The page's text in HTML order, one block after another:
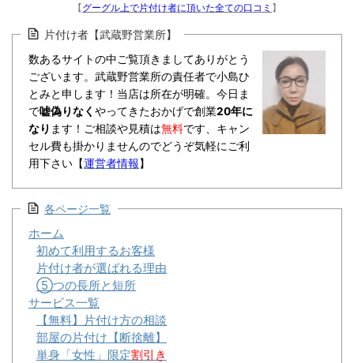
【グーグル上で片付け者に頂いた全ての口コミ 】
片付け者【武蔵野営業所】
数あるサイトの中ご覧頂きましてありがとう
ございます。武蔵野営業所の責任者で小島ひ
とみと申します！当店は所在が明確。今日ま
で嘘偽りなく やってきたおかげで創業20年に
なり ます！ご相談や見積は無料です、キャン
セル費も掛かりませんのでどうぞ気軽にご利
用下さい【運営者情報】
各ページ一覧
ホーム
初めて利用するお客様
片付け者が選ばれる理由
⑤つの長所と短所
サービス一覧
【無料】片付け方の相談
部屋の片付け【断捨離】
単身「女性」限定割引き